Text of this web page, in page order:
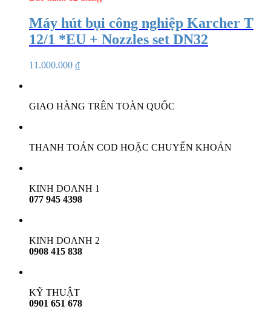
Máy hút bụi công nghiệp Karcher T
12/1 *EU + Nozzles set DN32
11.000.000 ₫
GIAO HÀNG TRÊN TOÀN QUỐC
THANH TOÁN COD HOẶC CHUYỂN KHOẢN
KINH DOANH 1
077 945 4398
KINH DOANH 2
0908 415 838
KỸ THUẬT
0901 651 678